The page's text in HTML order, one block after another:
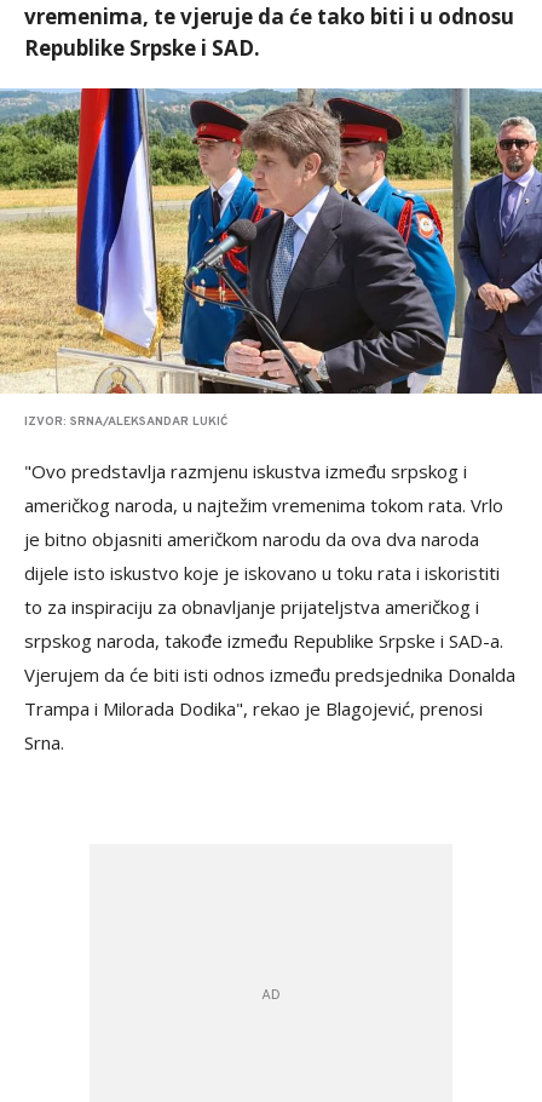
vremenima, te vjeruje da će tako biti i u odnosu
Republike Srpske i SAD.
IZVOR: SRNA/ALEKSANDAR LUKIĆ
"Ovo predstavlja razmjenu iskustva između srpskog i
američkog naroda, u najtežim vremenima tokom rata. Vrlo
je bitno objasniti američkom narodu da ova dva naroda
dijele isto iskustvo koje je iskovano u toku rata i iskoristiti
to za inspiraciju za obnavljanje prijateljstva američkog i
srpskog naroda, takođe između Republike Srpske i SAD-a.
Vjerujem da će biti isti odnos između predsjednika Donalda
Trampa i Milorada Dodika", rekao je Blagojević, prenosi
Srna.